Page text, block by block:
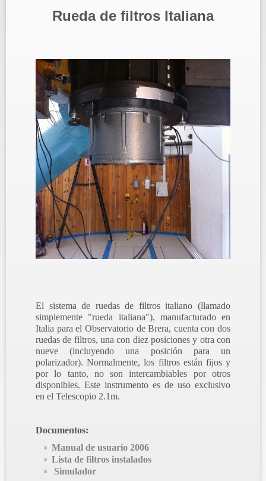
Rueda de filtros Italiana
El sistema de ruedas de filtros italiano (llamado
simplemente "rueda italiana"), manufacturado en
Italia para el Observatorio de Brera, cuenta con dos
ruedas de filtros, una con diez posiciones y otra con
nueve (incluyendo una posición para un
polarizador). Normalmente, los filtros están fijos y
por lo tanto, no son intercambiables por otros
disponibles. Este instrumento es de uso exclusivo
en el Telescopio 2.1m.
Documentos:
Manual de usuario 2006
Lista de filtros instalados
Simulador